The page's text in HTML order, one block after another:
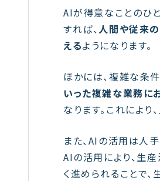
AIが得意なことのひ
すれば、 人間や従来
えるようになります。
ほかには、複雑な条
いった複雑な業務にお
なります。これにより
また、AIの活用は人
AIの活用により、生
く進められることで